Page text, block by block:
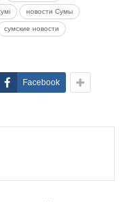
новости Сумы
сумские новости
Facebook